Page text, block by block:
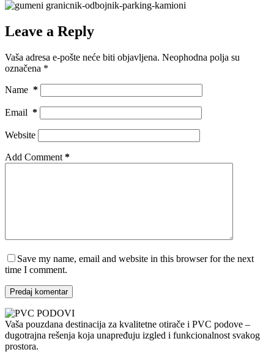
Leave a Reply
Vaša adresa e-pošte neće biti objavljena. Neophodna polja su
označena *
Name *
Email *
Website
Add Comment *
Save my name, email and website in this browser for the next
time I comment.
Predaj komentar
Vaša pouzdana destinacija za kvalitetne otirače i PVC podove –
dugotrajna rešenja koja unapređuju izgled i funkcionalnost svakog
prostora.